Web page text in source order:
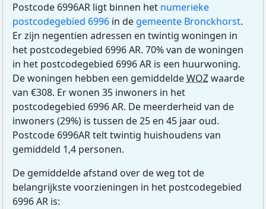
Postcode 6996AR ligt binnen het numerieke
postcodegebied 6996 in de gemeente Bronckhorst.
Er zijn negentien adressen en twintig woningen in
het postcodegebied 6996 AR. 70% van de woningen
in het postcodegebied 6996 AR is een huurwoning.
De woningen hebben een gemiddeldeWOZwaarde
van €308. Er wonen 35 inwoners in het
postcodegebied 6996 AR. De meerderheid van de
inwoners (29%) is tussen de 25 en 45 jaar oud.
Postcode 6996AR telt twintig huishoudens van
gemiddeld 1,4 personen.
De gemiddelde afstand over de weg tot de
belangrijkste voorzieningen in het postcodegebied
6996 AR is: